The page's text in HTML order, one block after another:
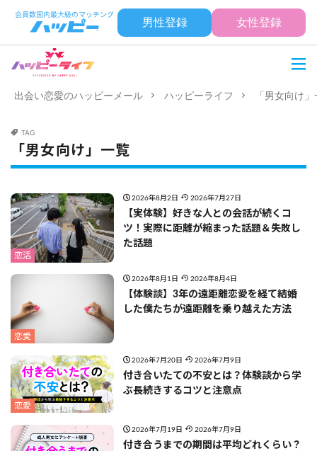
男性登録 女性登録
出会い恋愛のハッピーメール ハッピーライフ 「男女向け
TAG
「男女向け」一覧
恋活
2026年8月2日 2026年7月27日
【実体験】好きな人との会話が続くコ
ツ！実際に距離が縮まった話題＆失敗し
た話題
恋愛
2026年8月1日 2026年8月4日
【体験談】3年の遠距離恋愛を経て結婚
した僕たちが遠距離を乗り越えた方法
恋愛
2026年7月20日 2026年7月9日
付き合いたての不安とは？体験談から学
ぶ長続きするコツと注意点
2026年7月19日 2026年7月9日
付き合うまでの期間は平均どれくらい？